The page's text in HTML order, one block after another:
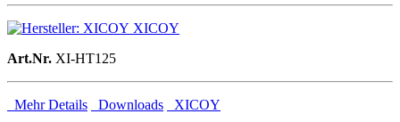
XICOY
Art.Nr. XI-HT125
Mehr Details Downloads XICOY